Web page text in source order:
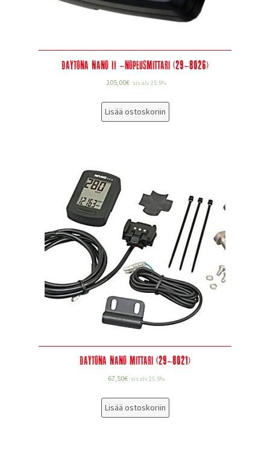
Daytona Nano II -nopeusmittari (29-8026)
105,00€ sis alv 25.5%
Lisää ostoskoriin
Daytona Nano mittari (29-8021)
67,50€ sis alv 25.5%
Lisää ostoskoriin